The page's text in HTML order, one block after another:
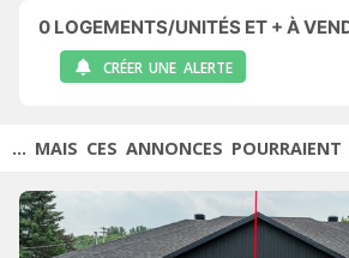
0 LOGEMENTS/UNITÉS ET + À
CRÉER UNE ALERTE
... MAIS CES ANNONCES POURRAIENT